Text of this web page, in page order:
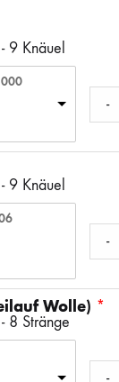
THE LONG GRASS)
BÜCHER
9 Knäuel
-
9 Knäuel
-
Wolle)
8 Stränge
-